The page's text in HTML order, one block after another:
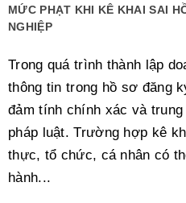
MỨC PHẠT KHI KÊ KHAI SAI
NGHIỆP
Trong quá trình thành lập
thông tin trong hồ sơ đăng
đảm tính chính xác và
pháp luật. Trường hợp kê
thực, tổ chức, cá nhân có
hành...